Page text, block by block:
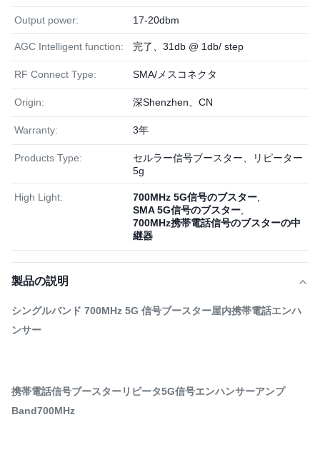
Output power: 17-20dbm
AGC Intelligent function: 完了、31db @ 1db/ step
RF Connect Type: SMA/メスコネクタ
Origin: 深Shenzhen、CN
Warranty: 3年
Products Type:
セルラー信号ブースター、リピーター
5g
High Light: 700MHz 5G信号のブスター
SMA 5G信号のブスター
700MHz携帯電話信号のブスターの中
継器
製品の説明
シングルバンド 700MHz 5G 信号ブースター屋内携帯電話エンハ
ンサー
携帯電話信号ブースターリピータ5G信号エンハンサーアンプ
Band700MHz